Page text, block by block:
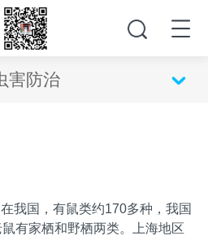
害防治
我国，有鼠类约170多种，我国
有家栖和野栖两类。上海地区